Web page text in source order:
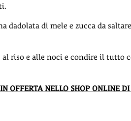
dadolata di mele e zucca da
riso e alle noci e condire il tutto
OFFERTA NELLO SHOP ONLINE